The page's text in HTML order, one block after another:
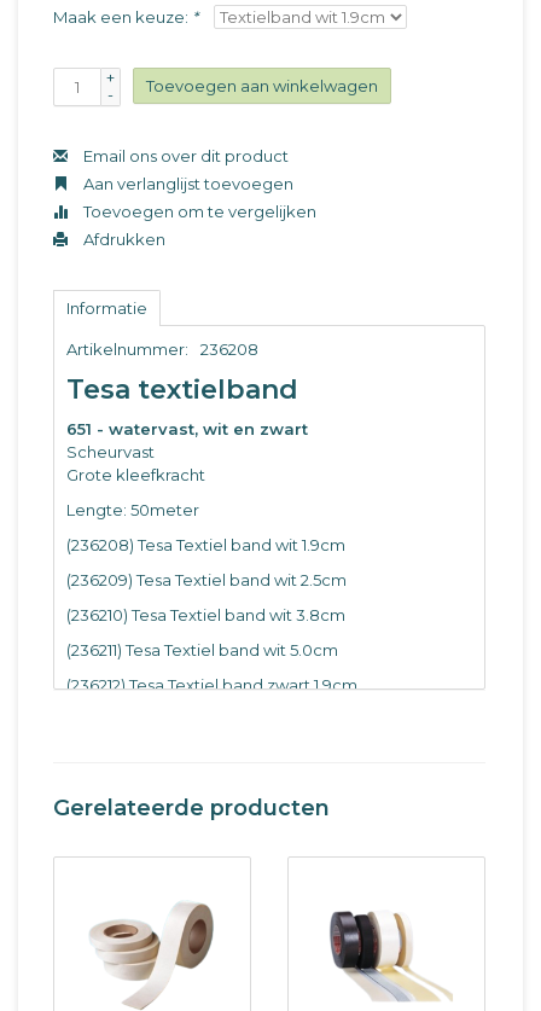
Maak een keuze: *
+
-
Toevoegen aan winkelwagen
Email ons over dit product
Aan verlanglijst toevoegen
Toevoegen om te vergelijken
Afdrukken
Informatie
Artikelnummer: 236208
Tesa textielband
651 - watervast, wit en zwart
Scheurvast
Grote kleefkracht
Lengte: 50meter
(236208) Tesa Textiel band wit 1.9cm
(236209) Tesa Textiel band wit 2.5cm
(236210) Tesa Textiel band wit 3.8cm
(236211) Tesa Textiel band wit 5.0cm
(236212) Tesa Textiel band zwart 1.9cm
Gerelateerde producten